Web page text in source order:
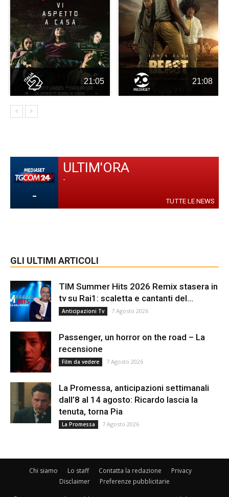
21:05 21:08
-
ULTIM'ORA
-
TUTTE LE NEWS
GLI ULTIMI ARTICOLI
TIM Summer Hits 2026 Remix stasera in
tv su Rai1: scaletta e cantanti del...
Anticipazioni Tv 7 Agosto 2026
Passenger, un horror on the road – La
recensione
Film da vedere 7 Agosto 2026
La Promessa, anticipazioni settimanali
dall’8 al 14 agosto: Ricardo lascia la
tenuta, torna Pia
La Promessa 7 Agosto 2026
Chi siamo Lo staff Contatta la redazione
Privacy
Disclaimer
Preferenze pubblicitarie